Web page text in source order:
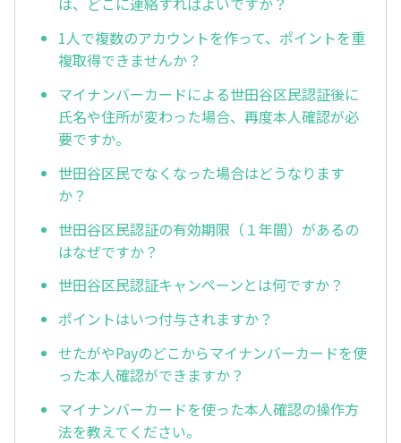
1人で複数のアカウントを作って、ポイントを重
複取得できませんか？
マイナンバーカードによる世田谷区民認証後に
氏名や住所が変わった場合、再度本人確認が必
要ですか。
世田谷区民でなくなった場合はどうなります
か？
世田谷区民認証の有効期限（１年間）があるの
はなぜですか？
世田谷区民認証キャンペーンとは何ですか？
ポイントはいつ付与されますか？
せたがやPayのどこからマイナンバーカードを使
った本人確認ができますか？
マイナンバーカードを使った本人確認の操作方
法を教えてください。